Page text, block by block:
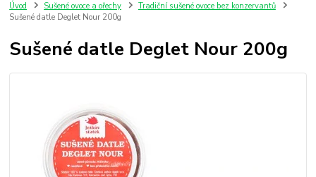
Úvod Sušené ovoce a ořechy
Tradiční sušené ovoce bez konzervantů
Sušené datle Deglet Nour 200g
Sušené datle Deglet Nour 200g